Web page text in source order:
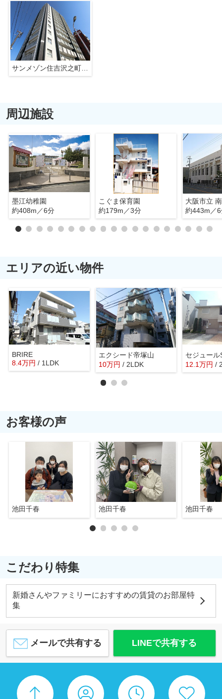
サンメゾン住吉沢之町駅前ゲート
周辺施設
墨江幼稚園
約408m／6分
こぐま保育園
約179m／3分
大阪市立
約443m／
エリアの近い物件
BRIRE
8.4万円 / 1LDK
エクシード帝塚山
10万円 / 2LDK
セジュール
12.1万円 /
お客様の声
池田千春 池田千春 池田千春
こだわり特集
新婚さんやファミリーにおすすめの賃貸のお部屋特
集
メールで共有する LINEで共有する